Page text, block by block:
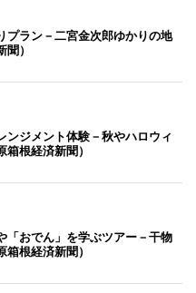
プラン－二宮金次郎ゆかりの地
）
ンジメント体験－秋やハロウィ
根経済新聞）
「おでん」を学ぶツアー－干物
根経済新聞）